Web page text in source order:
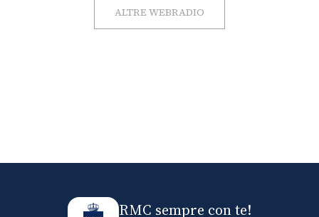
ALTRE WEBRADIO
RMC sempre con te!